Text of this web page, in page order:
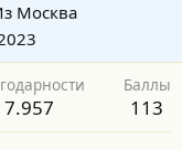
Москва
7.957
Баллы
113